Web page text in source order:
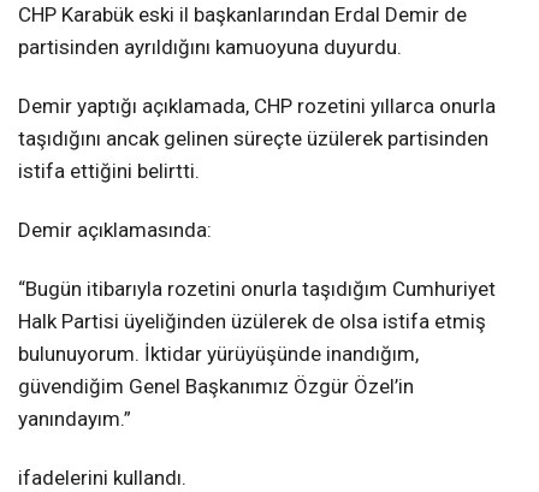
CHP Karabük eski il başkanlarından Erdal Demir de
partisinden ayrıldığını kamuoyuna duyurdu.
Demir yaptığı açıklamada, CHP rozetini yıllarca onurla
taşıdığını ancak gelinen süreçte üzülerek partisinden
istifa ettiğini belirtti.
Demir açıklamasında:
“Bugün itibarıyla rozetini onurla taşıdığım Cumhuriyet
Halk Partisi üyeliğinden üzülerek de olsa istifa etmiş
bulunuyorum. İktidar yürüyüşünde inandığım,
güvendiğim Genel Başkanımız Özgür Özel’in
yanındayım.”
ifadelerini kullandı.